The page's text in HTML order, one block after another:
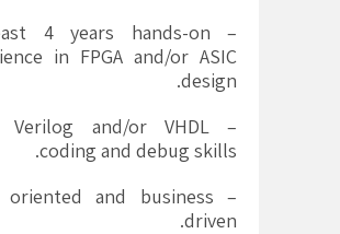
4 years hands-on
in FPGA and/or ASIC
design.
Verilog and/or VHDL
coding and debug skills.
oriented and business
driven.